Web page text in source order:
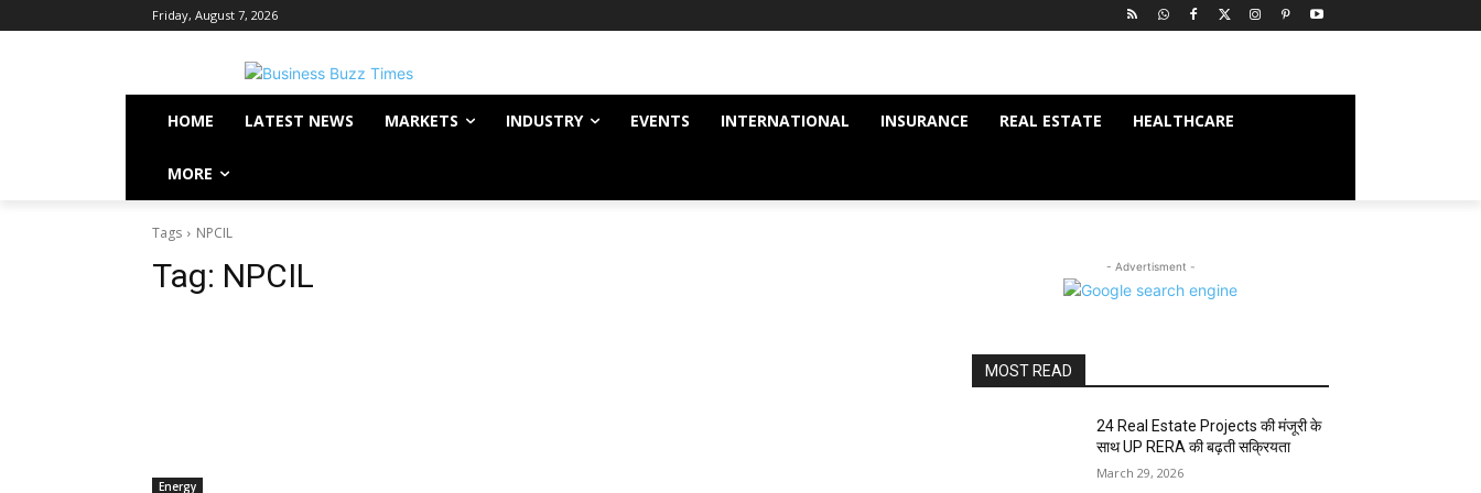
Friday, August 7, 2026
HOME LATEST NEWS MARKETS INDUSTRY EVENTS INTERNATIONAL INSURANCE REAL ESTATE HEALTHCARE
MORE
Tags NPCIL
Tag: NPCIL
Energy
- Advertisment -
MOST READ
24 Real Estate Projects की मंजूरी के
साथ UP RERA की बढ़ती सक्रियता
March 29, 2026